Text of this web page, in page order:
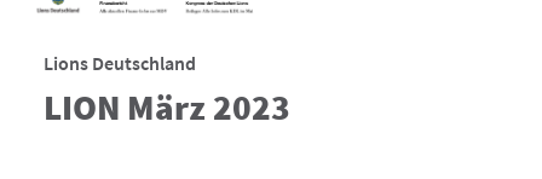
Lions Deutschland
LION März 2023